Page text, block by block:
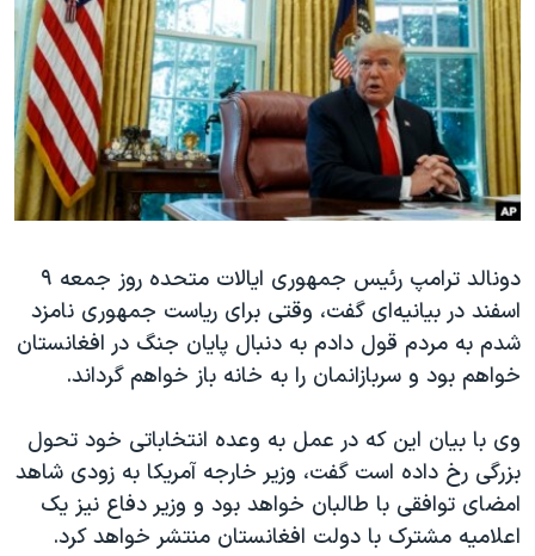
فرهنگ و زندگی
حقوق شهروندی
اقتصادی
علم و فناوری
اسرائیل در جنگ
آرشیو پخش زنده
مستندها
انتخابات ریاست جمهوری آمریکا ۲۰۲۴
حمله جمهوری اسلامی به اسرائیل
رمز مهسا
ورزش زنان در ایران
مجموعه مستندهای دادخواهی
تریبونال مردمی آبان ۹۸
دادگاه حمید نوری
قانون شفافیت دارائی کادر رهبری ایران
اعتراضات مردمی آبان ۹۸
اسرائیل در جنگ
دنبال کنید
زبانهای مختلف
دونالد ترامپ رئیس جمهوری ایالات متحده روز جمعه ۹
اسفند در بیانیه‌ای گفت، وقتی برای ریاست جمهوری نامزد
شدم به مردم قول دادم به دنبال پایان جنگ در افغانستان
خواهم بود و سربازانمان را به خانه باز خواهم گرداند.
وی با بیان این که در عمل به وعده انتخاباتی خود تحول
بزرگی رخ داده است گفت، وزیر خارجه آمریکا به زودی شاهد
امضای توافقی با طالبان خواهد بود و وزیر دفاع نیز یک
اعلامیه مشترک با دولت افغانستان منتشر خواهد کرد.